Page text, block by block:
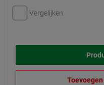
Vergelijken